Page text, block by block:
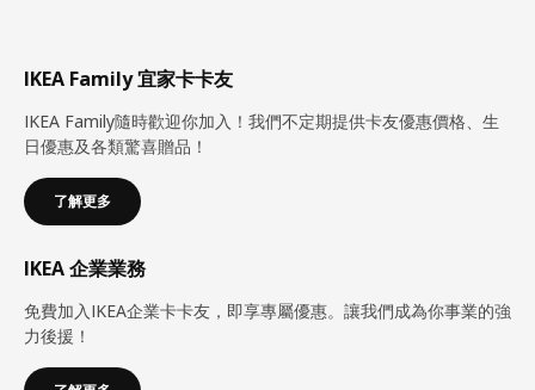
IKEA Family 宜家卡卡友
IKEA Family隨時歡迎你加入！我們不定期提供卡友優惠價格、生
日優惠及各類驚喜贈品！
了解更多
IKEA 企業業務
免費加入IKEA企業卡卡友，即享專屬優惠。讓我們成為你事業的強
力後援！